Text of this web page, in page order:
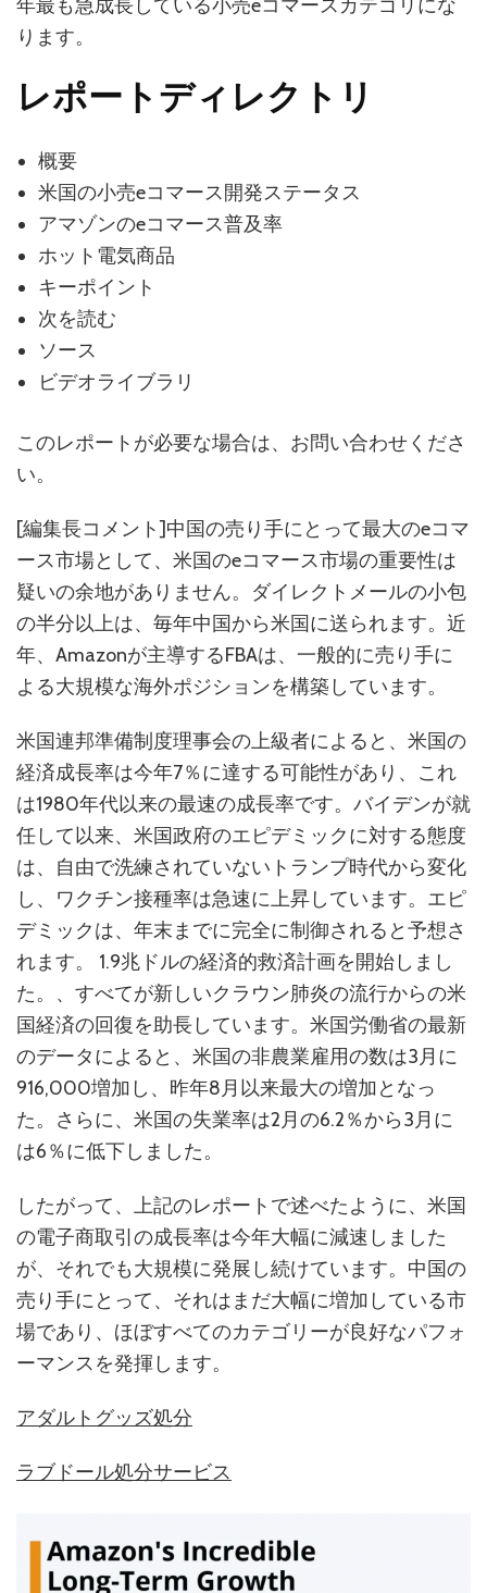
年最も急成長している小売eコマースカテゴリにな
ります。
レポートディレクトリ
概要
米国の小売eコマース開発ステータス
アマゾンのeコマース普及率
ホット電気商品
キーポイント
次を読む
ソース
ビデオライブラリ
このレポートが必要な場合は、お問い合わせくださ
い。
[編集長コメント]中国の売り手にとって最大のeコマ
ース市場として、米国のeコマース市場の重要性は
疑いの余地がありません。ダイレクトメールの小包
の半分以上は、毎年中国から米国に送られます。近
年、Amazonが主導するFBAは、一般的に売り手に
よる大規模な海外ポジションを構築しています。
米国連邦準備制度理事会の上級者によると、米国の
経済成長率は今年7％に達する可能性があり、これ
は1980年代以来の最速の成長率です。バイデンが就
任して以来、米国政府のエピデミックに対する態度
は、自由で洗練されていないトランプ時代から変化
し、ワクチン接種率は急速に上昇しています。エピ
デミックは、年末までに完全に制御されると予想さ
れます。 1.9兆ドルの経済的救済計画を開始しまし
た。、すべてが新しいクラウン肺炎の流行からの米
国経済の回復を助長しています。米国労働省の最新
のデータによると、米国の非農業雇用の数は3月に
916,000増加し、昨年8月以来最大の増加となっ
た。さらに、米国の失業率は2月の6.2％から3月に
は6％に低下しました。
したがって、上記のレポートで述べたように、米国
の電子商取引の成長率は今年大幅に減速しました
が、それでも大規模に発展し続けています。中国の
売り手にとって、それはまだ大幅に増加している市
場であり、ほぼすべてのカテゴリーが良好なパフォ
ーマンスを発揮します。
アダルトグッズ処分
ラブドール処分サービス